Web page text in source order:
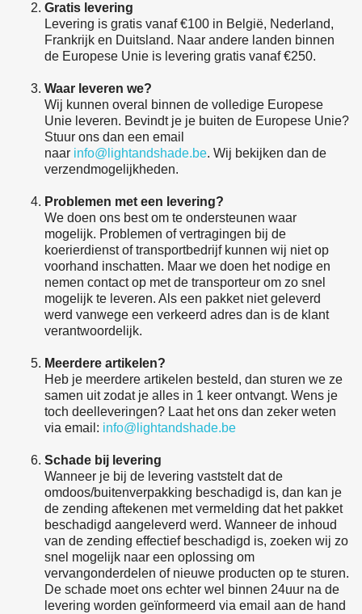
Gratis levering
Levering is gratis vanaf €100 in België, Nederland,
Frankrijk en Duitsland. Naar andere landen binnen
de Europese Unie is levering gratis vanaf €250.
Waar leveren we?
Wij kunnen overal binnen de volledige Europese
Unie leveren. Bevindt je je buiten de Europese Unie?
Stuur ons dan een email
naar info@lightandshade.be. Wij bekijken dan de
verzendmogelijkheden.
Problemen met een levering?
We doen ons best om te ondersteunen waar
mogelijk. Problemen of vertragingen bij de
koerierdienst of transportbedrijf kunnen wij niet op
voorhand inschatten. Maar we doen het nodige en
nemen contact op met de transporteur om zo snel
mogelijk te leveren. Als een pakket niet geleverd
werd vanwege een verkeerd adres dan is de klant
verantwoordelijk.
Meerdere artikelen?
Heb je meerdere artikelen besteld, dan sturen we ze
samen uit zodat je alles in 1 keer ontvangt. Wens je
toch deelleveringen? Laat het ons dan zeker weten
via email: info@lightandshade.be
Schade bij levering
Wanneer je bij de levering vaststelt dat de
omdoos/buitenverpakking beschadigd is, dan kan je
de zending aftekenen met vermelding dat het pakket
beschadigd aangeleverd werd. Wanneer de inhoud
van de zending effectief beschadigd is, zoeken wij zo
snel mogelijk naar een oplossing om
vervangonderdelen of nieuwe producten op te sturen.
De schade moet ons echter wel binnen 24uur na de
levering worden geïnformeerd via email aan de hand